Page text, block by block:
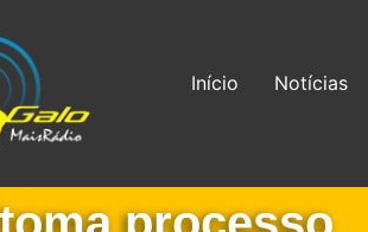
Início Notícias